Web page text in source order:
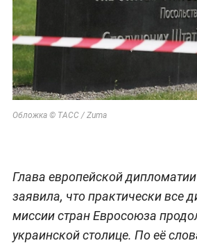
Обложка © ТАСС / Zuma
Глава европейской
заявила, что практически все
миссии стран Евросоюза
украинской столице. По её